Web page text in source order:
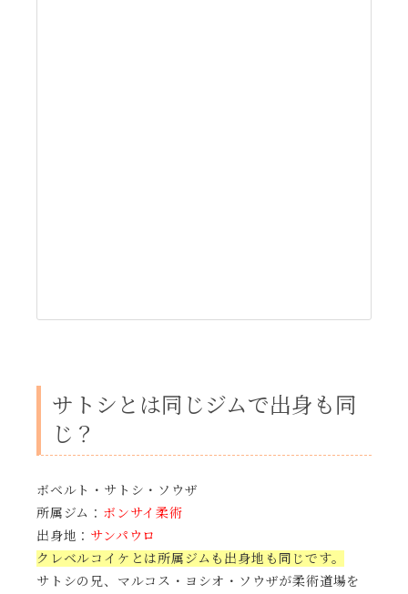
サトシとは同じジムで出身も同
じ？
ボベルト・サトシ・ソウザ
所属ジム： ボンサイ柔術
出身地： サンパウロ
クレベルコイケとは所属ジムも出身地も同じです。
サトシの兄、マルコス・ヨシオ・ソウザが柔術道場を